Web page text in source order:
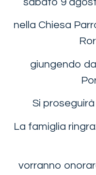
nella Chiesa
giungendo
Si
La famiglia
vorranno